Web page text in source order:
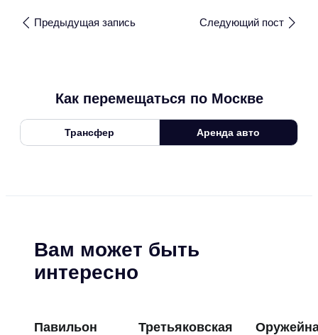
Предыдущая запись Следующий пост
Как перемещаться по Москве
Трансфер Аренда авто
Вам может быть
интересно
Павильон
Третьяковская